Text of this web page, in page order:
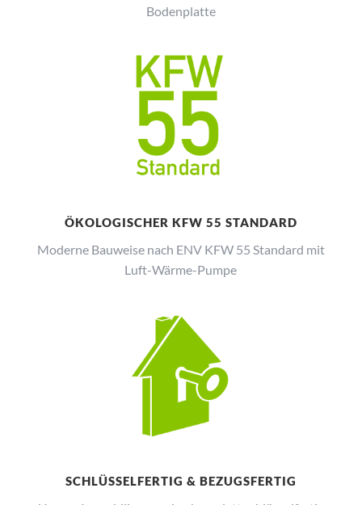
Bodenplatte
ÖKOLOGISCHER KFW 55 STANDARD
Moderne Bauweise nach ENV KFW 55 Standard mit
Luft-Wärme-Pumpe
SCHLÜSSELFERTIG & BEZUGSFERTIG